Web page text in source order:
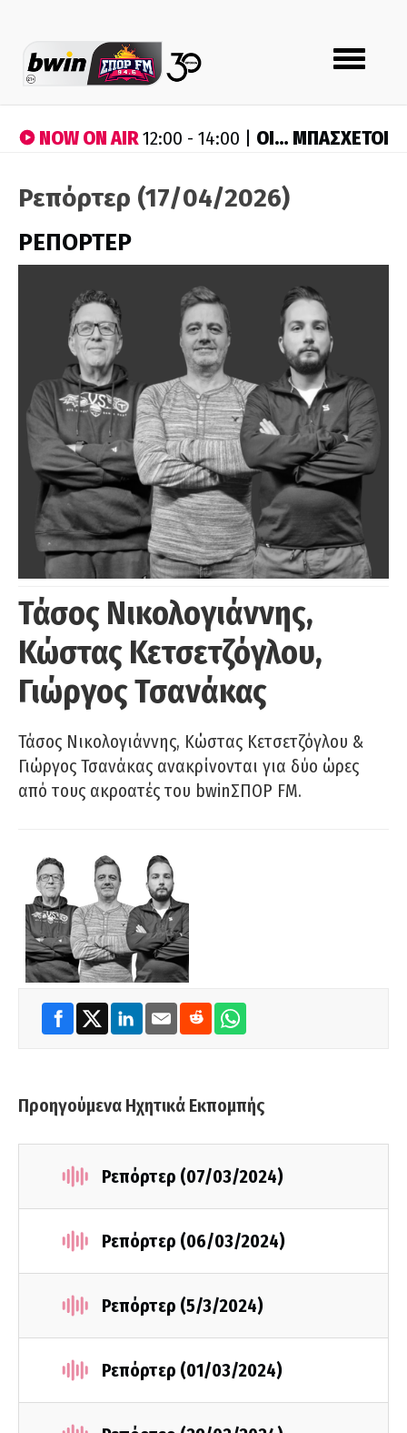
Toggle
navigation
NOW ON AIR12:00 - 14:00 | ΟΙ… ΜΠΑΣΧΕΤΟΙ
Ρεπόρτερ (17/04/2026)
ΡΕΠΟΡΤΕΡ
Τάσος Νικολογιάννης,
Κώστας Κετσετζόγλου,
Γιώργος Τσανάκας
Τάσος Νικολογιάννης, Κώστας Κετσετζόγλου &
Γιώργος Τσανάκας ανακρίνονται για δύο ώρες
από τους ακροατές του bwinΣΠΟΡ FM.
Προηγούμενα Ηχητικά Εκπομπής
Ρεπόρτερ (07/03/2024)
Ρεπόρτερ (06/03/2024)
Ρεπόρτερ (5/3/2024)
Ρεπόρτερ (01/03/2024)